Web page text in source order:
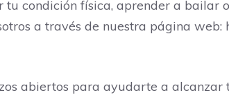
tu condición física, aprender a
a través de nuestra página
abiertos para ayudarte a